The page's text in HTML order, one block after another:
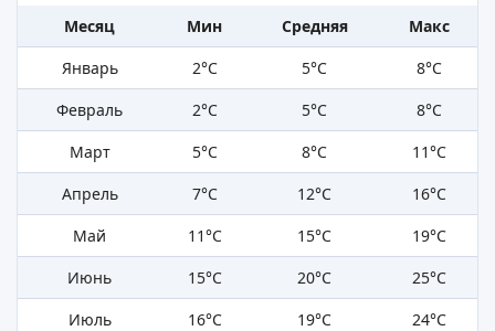
Месяц Мин Средняя
Макс
Январь
2°C 5°C
8°C
Февраль
2°C 5°C
8°C
Март
5°C 8°C
11°C
Апрель
7°C 12°C
16°C
Май
11°C 15°C
19°C
Июнь
15°C 20°C
25°C
Июль
16°C 19°C
24°C